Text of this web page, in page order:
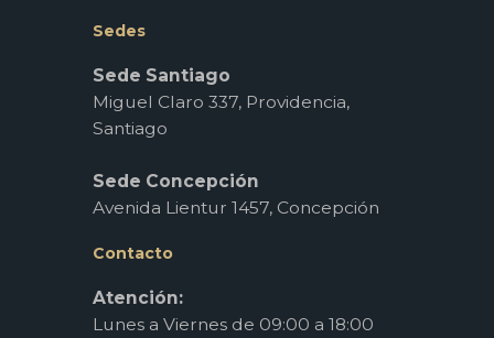
Sedes
Sede Santiago
Miguel Claro 337, Providencia,
Santiago
Sede Concepción
Avenida Lientur 1457, Concepción
Contacto
Atención:
Lunes a Viernes de 09:00 a 18:00